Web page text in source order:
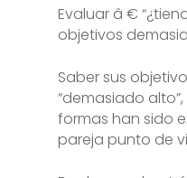
Evaluar â €
objetivos
Saber sus
“demasiado
formas han sido
pareja punto de